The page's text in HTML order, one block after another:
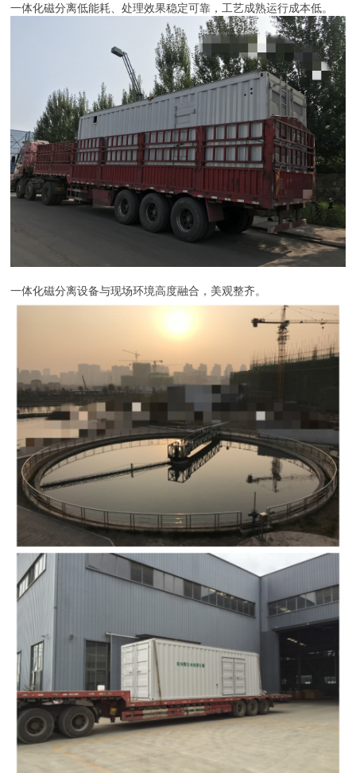
一体化磁分离低能耗、处理效果稳定可靠，工艺成熟运行成本低。
一体化磁分离设备与现场环境高度融合，美观整齐。